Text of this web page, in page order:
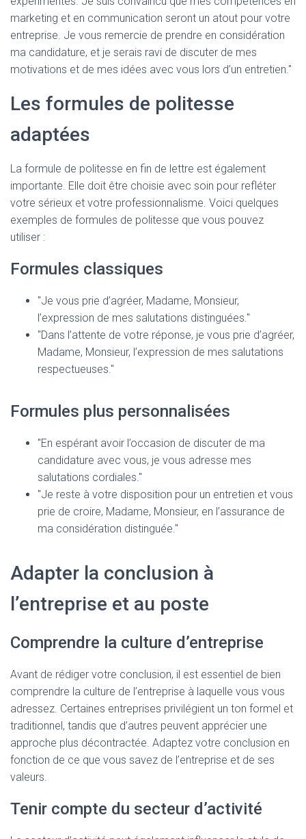
marketing et en communication seront un atout pour votre
entreprise. Je vous remercie de prendre en considération
ma candidature, et je serais ravi de discuter de mes
motivations et de mes idées avec vous lors d’un entretien."
Les formules de politesse
adaptées
La formule de politesse en fin de lettre est également
importante. Elle doit être choisie avec soin pour refléter
votre sérieux et votre professionnalisme. Voici quelques
exemples de formules de politesse que vous pouvez
utiliser :
Formules classiques
"Je vous prie d’agréer, Madame, Monsieur,
l’expression de mes salutations distinguées."
"Dans l’attente de votre réponse, je vous prie d’agréer,
Madame, Monsieur, l’expression de mes salutations
respectueuses."
Formules plus personnalisées
"En espérant avoir l’occasion de discuter de ma
candidature avec vous, je vous adresse mes
salutations cordiales."
"Je reste à votre disposition pour un entretien et vous
prie de croire, Madame, Monsieur, en l’assurance de
ma considération distinguée."
Adapter la conclusion à
l’entreprise et au poste
Comprendre la culture d’entreprise
Avant de rédiger votre conclusion, il est essentiel de bien
comprendre la culture de l’entreprise à laquelle vous vous
adressez. Certaines entreprises privilégient un ton formel et
traditionnel, tandis que d’autres peuvent apprécier une
approche plus décontractée. Adaptez votre conclusion en
fonction de ce que vous savez de l’entreprise et de ses
valeurs.
Tenir compte du secteur d’activité